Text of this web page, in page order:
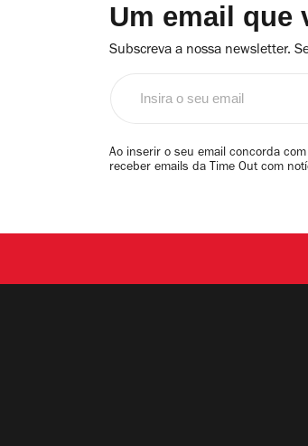
Um email que
Subscreva a nossa newsletter.
email
Ao inserir o seu email concorda
receber emails da Time Out com